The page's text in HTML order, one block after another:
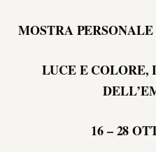
MOSTRA
LUCE E
16 – 28